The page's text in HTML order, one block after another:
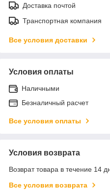
Доставка почтой
Транспортная компания
Все условия доставки
Условия оплаты
Наличными
Безналичный расчет
Все условия оплаты
Условия возврата
Возврат товара в течение 14
Все условия возврата